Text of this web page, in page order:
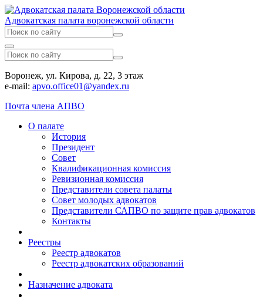
Адвокатская палата воронежской области
Воронеж, ул. Кирова, д. 22, 3 этаж
e-mail: apvo.office01@yandex.ru
Почта члена АПВО
О палате
История
Президент
Совет
Квалификационная комиссия
Ревизионная комиссия
Представители совета палаты
Совет молодых адвокатов
Представители САПВО по защите прав адвокатов
Контакты
Реестры
Реестр адвокатов
Реестр адвокатских образований
Назначение адвоката